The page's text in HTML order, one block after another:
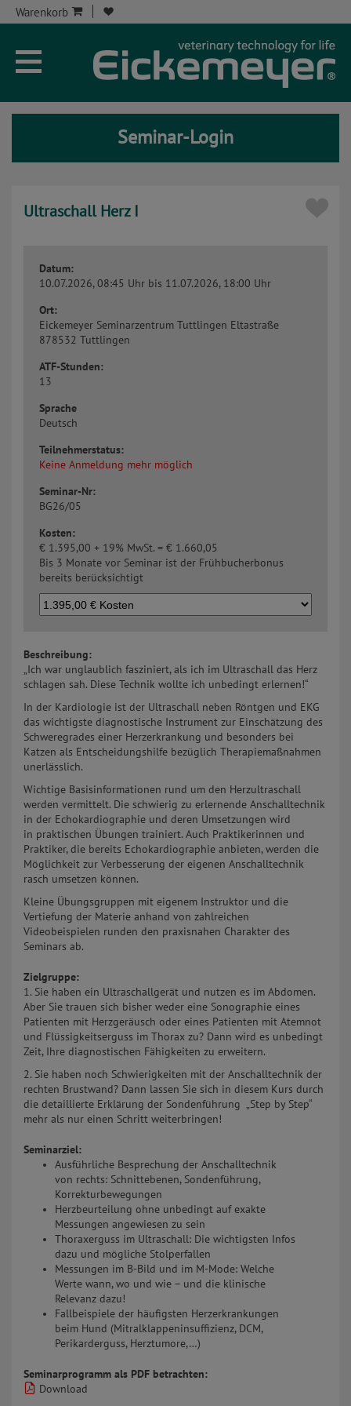
Warenkorb
Seminar-Login
Ultraschall Herz I
Datum:
10.07.2026, 08:45 Uhr bis 11.07.2026, 18:00 Uhr
Ort:
Eickemeyer Seminarzentrum Tuttlingen Eltastraße
878532 Tuttlingen
ATF-Stunden:
13
Sprache
Deutsch
Teilnehmerstatus:
Keine Anmeldung mehr möglich
Seminar-Nr:
BG26/05
Kosten:
€ 1.395,00 + 19% MwSt. = € 1.660,05
Bis 3 Monate vor Seminar ist der Frühbucherbonus
bereits berücksichtigt
Beschreibung:
„Ich war unglaublich fasziniert, als ich im Ultraschall das Herz
schlagen sah. Diese Technik wollte ich unbedingt erlernen!“
In der Kardiologie ist der Ultraschall neben Röntgen und EKG
das wichtigste diagnostische Instrument zur Einschätzung des
Schweregrades einer Herzerkrankung und besonders bei
Katzen als Entscheidungshilfe bezüglich Therapiemaßnahmen
unerlässlich.
Wichtige Basisinformationen rund um den Herzultraschall
werden vermittelt. Die schwierig zu erlernende Anschalltechnik
in der Echokardiographie und deren Umsetzungen wird
in praktischen Übungen trainiert. Auch Praktikerinnen und
Praktiker, die bereits Echokardiographie anbieten, werden die
Möglichkeit zur Verbesserung der eigenen Anschalltechnik
rasch umsetzen können.
Kleine Übungsgruppen mit eigenem Instruktor und die
Vertiefung der Materie anhand von zahlreichen
Videobeispielen runden den praxisnahen Charakter des
Seminars ab.
Zielgruppe:
1. Sie haben ein Ultraschallgerät und nutzen es im Abdomen.
Aber Sie trauen sich bisher weder eine Sonographie eines
Patienten mit Herzgeräusch oder eines Patienten mit Atemnot
und Flüssigkeitserguss im Thorax zu? Dann wird es unbedingt
Zeit, Ihre diagnostischen Fähigkeiten zu erweitern.
2. Sie haben noch Schwierigkeiten mit der Anschalltechnik der
rechten Brustwand? Dann lassen Sie sich in diesem Kurs durch
die detaillierte Erklärung der Sondenführung „Step by Step“
mehr als nur einen Schritt weiterbringen!
Seminarziel:
Ausführliche Besprechung der Anschalltechnik
von rechts: Schnittebenen, Sondenführung,
Korrekturbewegungen
Herzbeurteilung ohne unbedingt auf exakte
Messungen angewiesen zu sein
Thoraxerguss im Ultraschall: Die wichtigsten Infos
dazu und mögliche Stolperfallen
Messungen im B-Bild und im M-Mode: Welche
Werte wann, wo und wie – und die klinische
Relevanz dazu!
Fallbeispiele der häufigsten Herzerkrankungen
beim Hund (Mitralklappeninsuffizienz, DCM,
Perikarderguss, Herztumore,…)
Seminarprogramm als PDF betrachten:
Download
Unternehmen
Aktuelles
Onlineshop